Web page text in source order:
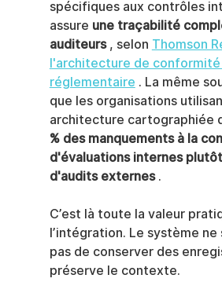
spécifiques aux contrôles
assure une traçabilité
auditeurs , selon Thomson
l'architecture de conformité
réglementaire . La même
que les organisations
architecture cartographiée
% des manquements à la
d'évaluations internes
d'audits externes .
C’est là toute la valeur
l’intégration. Le système
pas de conserver des
préserve le contexte.